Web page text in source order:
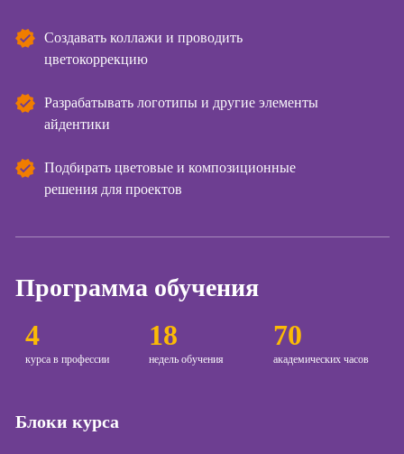
сайтов на Tilda
рекламы
сетях
Онлайн-курсы
Создавать коллажи и проводить
цветокоррекцию
Разрабатывать логотипы и другие элементы
айдентики
Подбирать цветовые и композиционные
решения для проектов
4
курса в профессии
18
недель обучения
70
академических часов
Программа обучения
Блоки курса